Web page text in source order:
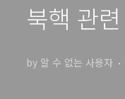
북핵 관
by 알 수 없는 사용자